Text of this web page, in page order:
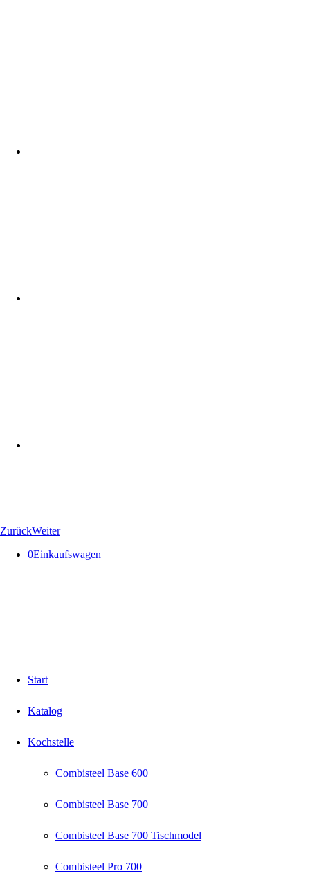
ZurückWeiter
0Einkaufswagen
Start
Katalog
Kochstelle
Combisteel Base 600
Combisteel Base 700
Combisteel Base 700 Tischmodel
Combisteel Pro 700